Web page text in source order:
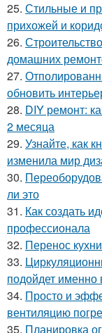
25. Стильные и
прихожей и
26.
домашних
27.
обновить
28. DIY ремонт:
2 месяца
29. Узнайте, как
изменила мир
30.
ли это
31. Как создать
профессионала
32. Перенос
33.
подойдет именно
34. Просто и
вентиляцию
35. Планировка